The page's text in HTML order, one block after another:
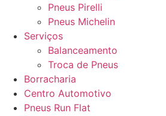
Pneus Pirelli
Pneus Michelin
Serviços
Balanceamento
Troca de Pneus
Borracharia
Centro Automotivo
Pneus Run Flat